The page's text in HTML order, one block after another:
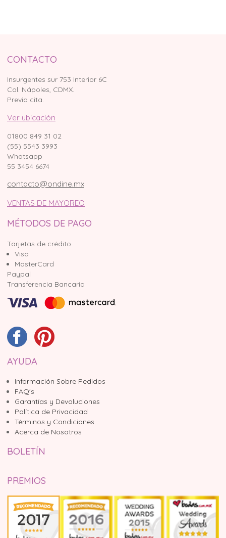
CONTACTO
Insurgentes sur 753 Interior 6C
Col. Nápoles, CDMX.
Previa cita.
Ver ubicación
01800 849 31 02
(55) 5543 3993
Whatsapp
55 3454 6674
contacto@ondine.mx
VENTAS DE MAYOREO
MÉTODOS DE PAGO
Tarjetas de crédito
Visa
MasterCard
Paypal
Transferencia Bancaria
AYUDA
Información Sobre Pedidos
FAQ's
Garantías y Devoluciones
Política de Privacidad
Términos y Condiciones
Acerca de Nosotros
BOLETÍN
PREMIOS